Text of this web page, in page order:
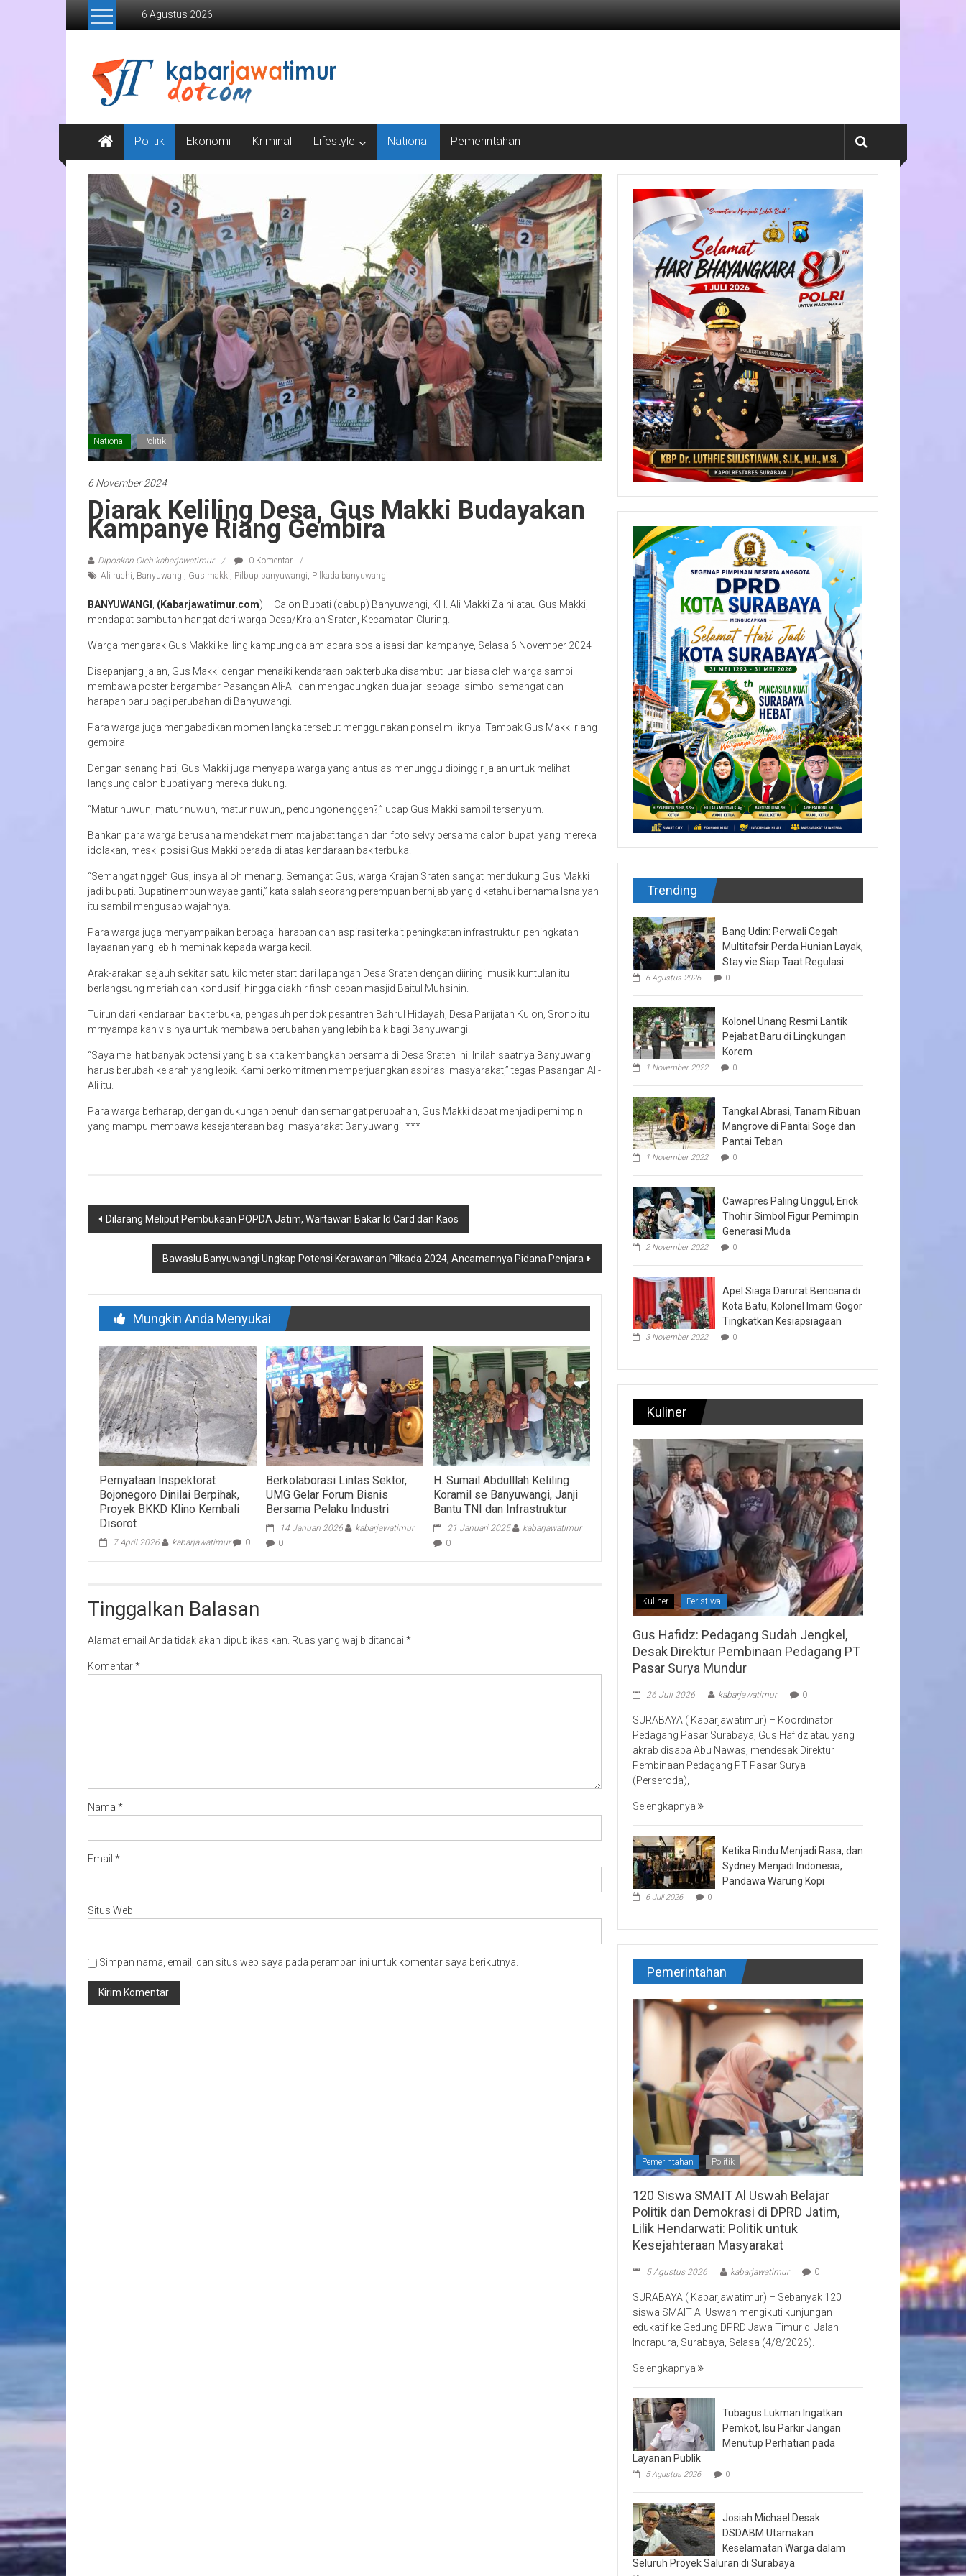
Lompat
6 Agustus 2026
Kabar
Jawa
Timur
Media
Online
Jawa
Timur
Politik Ekonomi Kriminal Lifestyle National Pemerintahan
National Politik
6 November 2024
Diarak Keliling Desa, Gus Makki Budayakan
Kampanye Riang Gembira
Diposkan Oleh:kabarjawatimur
0 Komentar
Ali ruchi, Banyuwangi, Gus makki, Pilbup banyuwangi, Pilkada banyuwangi
BANYUWANGI , (Kabarjawatimur.com) – Calon Bupati (cabup) Banyuwangi, KH. Ali Makki Zaini atau Gus Makki,
mendapat sambutan hangat dari warga Desa/Krajan Sraten, Kecamatan Cluring.
Warga mengarak Gus Makki keliling kampung dalam acara sosialisasi dan kampanye, Selasa 6 November 2024
Disepanjang jalan, Gus Makki dengan menaiki kendaraan bak terbuka disambut luar biasa oleh warga sambil
membawa poster bergambar Pasangan Ali-Ali dan mengacungkan dua jari sebagai simbol semangat dan
harapan baru bagi perubahan di Banyuwangi.
Para warga juga mengabadikan momen langka tersebut menggunakan ponsel miliknya. Tampak Gus Makki riang
gembira
Dengan senang hati, Gus Makki juga menyapa warga yang antusias menunggu dipinggir jalan untuk melihat
langsung calon bupati yang mereka dukung.
“Matur nuwun, matur nuwun, matur nuwun,, pendungone nggeh?,” ucap Gus Makki sambil tersenyum.
Bahkan para warga berusaha mendekat meminta jabat tangan dan foto selvy bersama calon bupati yang mereka
idolakan, meski posisi Gus Makki berada di atas kendaraan bak terbuka.
“Semangat nggeh Gus, insya alloh menang. Semangat Gus, warga Krajan Sraten sangat mendukung Gus Makki
jadi bupati. Bupatine mpun wayae ganti,” kata salah seorang perempuan berhijab yang diketahui bernama Isnaiyah
itu sambil mengusap wajahnya.
Para warga juga menyampaikan berbagai harapan dan aspirasi terkait peningkatan infrastruktur, peningkatan
layaanan yang lebih memihak kepada warga kecil.
Arak-arakan sejauh sekitar satu kilometer start dari lapangan Desa Sraten dengan diiringi musik kuntulan itu
berlangsung meriah dan kondusif, hingga diakhir finsh depan masjid Baitul Muhsinin.
Tuirun dari kendaraan bak terbuka, pengasuh pendok pesantren Bahrul Hidayah, Desa Parijatah Kulon, Srono itu
mrnyampaikan visinya untuk membawa perubahan yang lebih baik bagi Banyuwangi.
“Saya melihat banyak potensi yang bisa kita kembangkan bersama di Desa Sraten ini. Inilah saatnya Banyuwangi
harus berubah ke arah yang lebik. Kami berkomitmen memperjuangkan aspirasi masyarakat,” tegas Pasangan Ali-
Ali itu.
Para warga berharap, dengan dukungan penuh dan semangat perubahan, Gus Makki dapat menjadi pemimpin
yang mampu membawa kesejahteraan bagi masyarakat Banyuwangi. ***
Navigasi
Dilarang Meliput Pembukaan POPDA Jatim, Wartawan Bakar Id Card dan Kaos
Bawaslu Banyuwangi Ungkap Potensi Kerawanan Pilkada 2024, Ancamannya Pidana Penjara
Mungkin Anda Menyukai
Pernyataan Inspektorat
Bojonegoro Dinilai Berpihak,
Proyek BKKD Klino Kembali
Disorot
7 April 2026 kabarjawatimur 0
Berkolaborasi Lintas Sektor,
UMG Gelar Forum Bisnis
Bersama Pelaku Industri
14 Januari 2026
kabarjawatimur
0
H. Sumail Abdulllah Keliling
Koramil se Banyuwangi, Janji
Bantu TNI dan Infrastruktur
21 Januari 2025
kabarjawatimur
0
Tinggalkan Balasan
Alamat email Anda tidak akan dipublikasikan. Ruas yang wajib ditandai *
Komentar*
Nama *
Email *
Situs Web
Simpan nama, email, dan situs web saya pada peramban ini untuk komentar saya berikutnya.
Trending
Bang Udin: Perwali Cegah
Multitafsir Perda Hunian Layak,
Stay.vie Siap Taat Regulasi
6 Agustus 2026 0
Kolonel Unang Resmi Lantik
Pejabat Baru di Lingkungan
Korem
1 November 2022 0
Tangkal Abrasi, Tanam Ribuan
Mangrove di Pantai Soge dan
Pantai Teban
1 November 2022 0
Cawapres Paling Unggul, Erick
Thohir Simbol Figur Pemimpin
Generasi Muda
2 November 2022 0
Apel Siaga Darurat Bencana di
Kota Batu, Kolonel Imam Gogor
Tingkatkan Kesiapsiagaan
3 November 2022 0
Kuliner
Kuliner Peristiwa
Gus Hafidz: Pedagang Sudah Jengkel,
Desak Direktur Pembinaan Pedagang PT
Pasar Surya Mundur
26 Juli 2026 kabarjawatimur 0
SURABAYA ( Kabarjawatimur) – Koordinator
Pedagang Pasar Surabaya, Gus Hafidz atau yang
akrab disapa Abu Nawas, mendesak Direktur
Pembinaan Pedagang PT Pasar Surya
(Perseroda),
Selengkapnya
Ketika Rindu Menjadi Rasa, dan
Sydney Menjadi Indonesia,
Pandawa Warung Kopi
6 Juli 2026 0
Pemerintahan
Pemerintahan Politik
120 Siswa SMAIT Al Uswah Belajar
Politik dan Demokrasi di DPRD Jatim,
Lilik Hendarwati: Politik untuk
Kesejahteraan Masyarakat
5 Agustus 2026 kabarjawatimur 0
SURABAYA ( Kabarjawatimur) – Sebanyak 120
siswa SMAIT Al Uswah mengikuti kunjungan
edukatif ke Gedung DPRD Jawa Timur di Jalan
Indrapura, Surabaya, Selasa (4/8/2026).
Selengkapnya
Tubagus Lukman Ingatkan
Pemkot, Isu Parkir Jangan
Menutup Perhatian pada
Layanan Publik
5 Agustus 2026 0
Josiah Michael Desak
DSDABM Utamakan
Keselamatan Warga dalam
Seluruh Proyek Saluran di Surabaya